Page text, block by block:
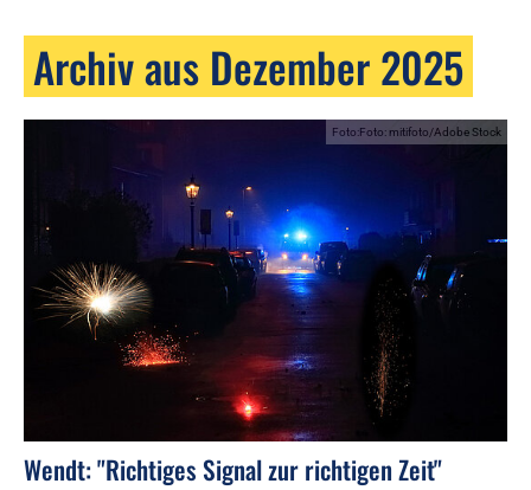
Archiv aus Dezember 2025
Foto:Foto: mitifoto/Adobe Stock
Wendt: "Richtiges Signal zur richtigen Zeit"